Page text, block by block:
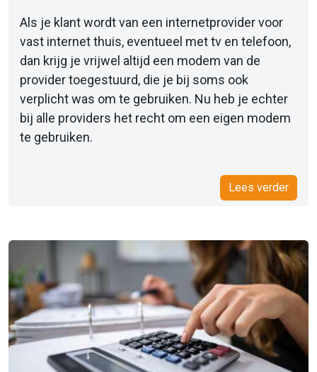
Als je klant wordt van een internetprovider voor
vast internet thuis, eventueel met tv en telefoon,
dan krijg je vrijwel altijd een modem van de
provider toegestuurd, die je bij soms ook
verplicht was om te gebruiken. Nu heb je echter
bij alle providers het recht om een eigen modem
te gebruiken.
Lees verder